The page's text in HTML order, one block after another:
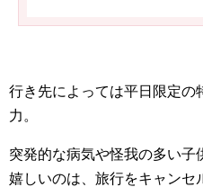
行き先によっては平日限定の
力。
突発的な病気や怪我の多い子
嬉しいのは、旅行をキャンセ